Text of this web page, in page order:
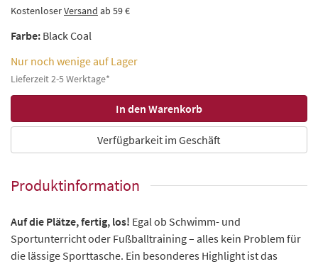
KostenloserVersand ab 59 €
Farbe: Black Coal
Nur noch wenige auf Lager
Lieferzeit 2-5 Werktage*
Verfügbarkeit im Geschäft
Produktinformation
Auf die Plätze, fertig, los! Egal ob Schwimm- und
Sportunterricht oder Fußballtraining – alles kein Problem für
die lässige Sporttasche. Ein besonderes Highlight ist das